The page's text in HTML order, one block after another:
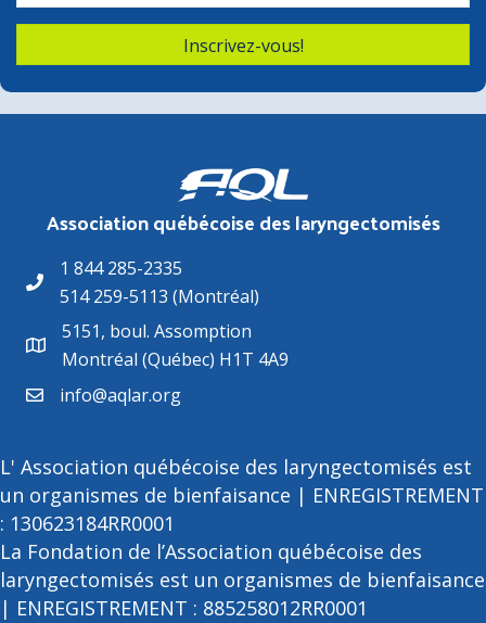
Inscrivez-vous!
Association québécoise des laryngectomisés
1 844 285-2335
514 259-5113 (Montréal)
5151, boul. Assomption
Montréal (Québec) H1T 4A9
info@aqlar.org
L' Association québécoise des laryngectomisés est
un organismes de bienfaisance | ENREGISTREMENT
: 130623184RR0001
La Fondation de l’Association québécoise des
laryngectomisés est un organismes de bienfaisance
| ENREGISTREMENT : 885258012RR0001